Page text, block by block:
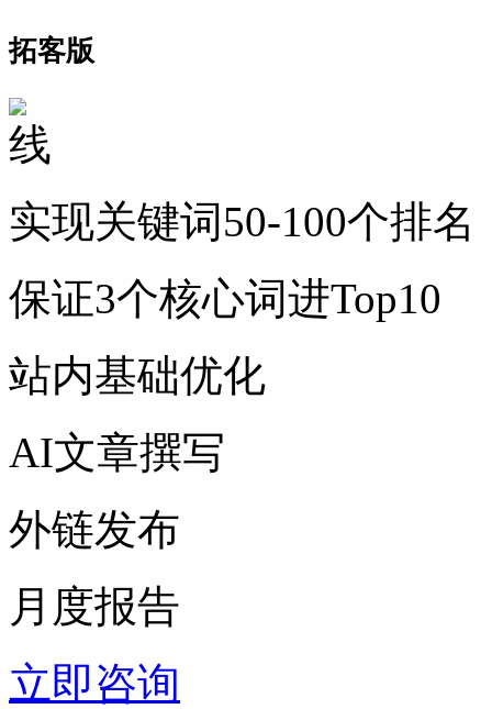
拓客版
实现关键词50-100个排名
保证3个核心词进Top10
站内基础优化
AI文章撰写
外链发布
月度报告
立即咨询